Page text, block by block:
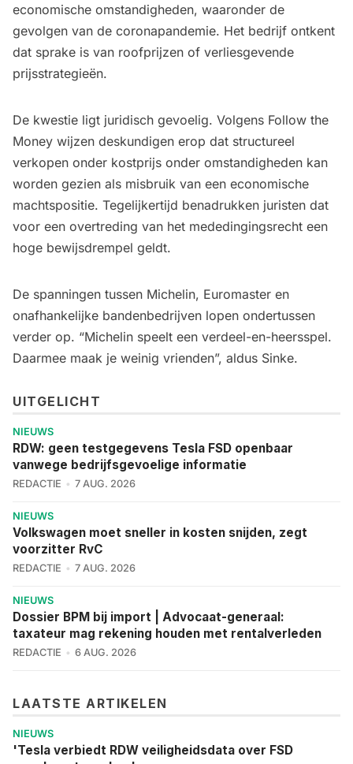
economische omstandigheden, waaronder de
gevolgen van de coronapandemie. Het bedrijf ontkent
dat sprake is van roofprijzen of verliesgevende
prijsstrategieën.
De kwestie ligt juridisch gevoelig. Volgens Follow the
Money wijzen deskundigen erop dat structureel
verkopen onder kostprijs onder omstandigheden kan
worden gezien als misbruik van een economische
machtspositie. Tegelijkertijd benadrukken juristen dat
voor een overtreding van het mededingingsrecht een
hoge bewijsdrempel geldt.
De spanningen tussen Michelin, Euromaster en
onafhankelijke bandenbedrijven lopen ondertussen
verder op. “Michelin speelt een verdeel-en-heersspel.
Daarmee maak je weinig vrienden”, aldus Sinke.
UITGELICHT
NIEUWS
RDW: geen testgegevens Tesla FSD openbaar
vanwege bedrijfsgevoelige informatie
REDACTIE 7 AUG. 2026
NIEUWS
Volkswagen moet sneller in kosten snijden, zegt
voorzitter RvC
REDACTIE 7 AUG. 2026
NIEUWS
Dossier BPM bij import | Advocaat-generaal:
taxateur mag rekening houden met rentalverleden
REDACTIE 6 AUG. 2026
LAATSTE ARTIKELEN
NIEUWS
'Tesla verbiedt RDW veiligheidsdata over FSD